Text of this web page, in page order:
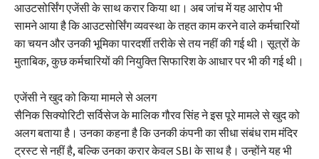
आउटसोर्सिंग एजेंसी के साथ करार किया था। अब जांच में यह आरोप भी
सामने आया है कि आउटसोर्सिंग व्यवस्था के तहत काम करने वाले कर्मचारियों
का चयन और उनकी भूमिका पारदर्शी तरीके से तय नहीं की गई थी। सूत्रों के
मुताबिक, कुछ कर्मचारियों की नियुक्ति सिफारिश के आधार पर भी की गई थी।
एजेंसी ने खुद को किया मामले से अलग
सैनिक सिक्योरिटी सर्विसेज के मालिक गौरव सिंह ने इस पूरे मामले से खुद को
अलग बताया है। उनका कहना है कि उनकी कंपनी का सीधा संबंध राम मंदिर
ट्रस्ट से नहीं है, बल्कि उनका करार केवल SBI के साथ है। उन्होंने यह भी